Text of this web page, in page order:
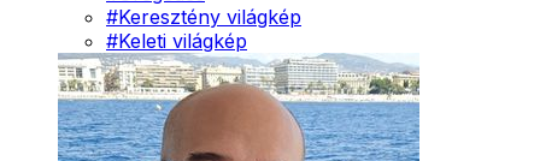
#Keresztény világkép
#Keleti világkép